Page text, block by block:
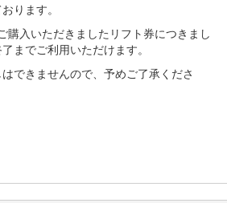
ります。
購入いただきましたリフト券につきまし
までご利用いただけます。
できませんので、予めご了承くださ